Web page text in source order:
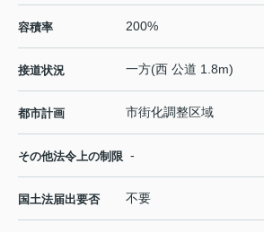
容積率 200%
接道状況 一方(西 公道 1.8m)
都市計画 市街化調整区域
その他法令上の制限 -
国土法届出要否 不要